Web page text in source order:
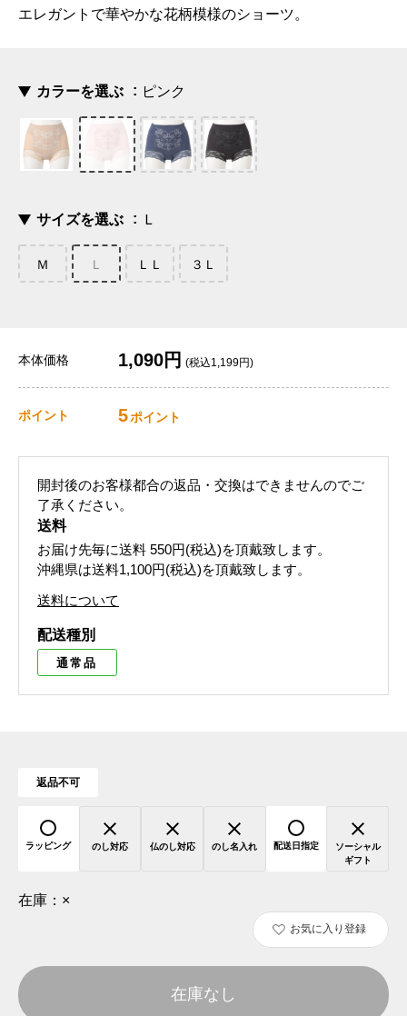
エレガントで華やかな花柄模様のショーツ。
カラーを選ぶ ピンク
サイズを選ぶ Ｌ
Ｍ Ｌ ＬＬ ３Ｌ
本体価格 1,090円 (税込1,199円)
ポイント 5ポイント
開封後のお客様都合の返品・交換はできませんのでご
了承ください。
送料
お届け先毎に送料 550円(税込)を頂戴致します。
沖縄県は送料1,100円(税込)を頂戴致します。
送料について
配送種別
通常品
返品不可
ラッピング のし対応 仏のし対応 のし名入れ 配送日指定
ソーシャル
ギフト
在庫： ×
お気に入り登録
在庫なし